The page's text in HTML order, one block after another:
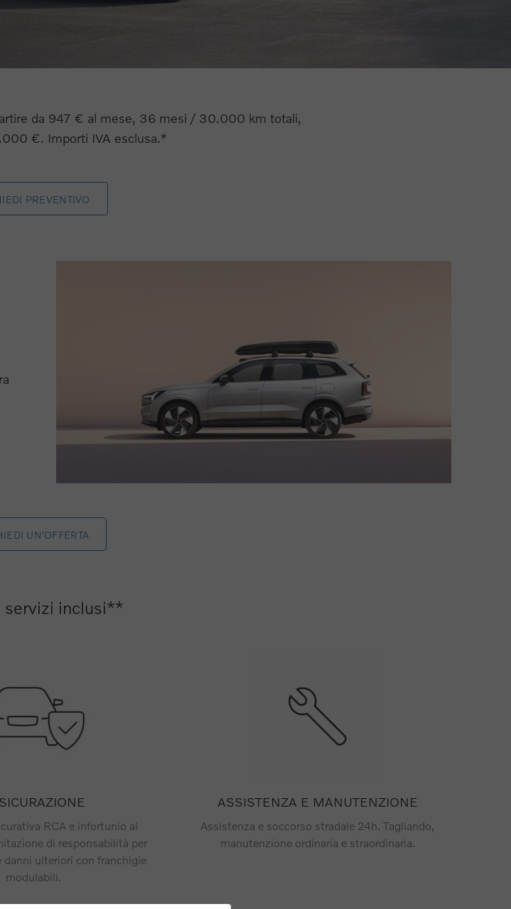
da 947 € al mese, 36 mesi / 30.000 km totali,
€. Importi IVA esclusa.*
PREVENTIVO
UN'OFFERTA
servizi inclusi**
RCA e infortunio al
di responsabilità per
danni ulteriori con franchigie
modulabili.
ASSISTENZA E MANUTENZIONE
Assistenza e soccorso stradale 24h. Tagliando,
manutenzione ordinaria e straordinaria.